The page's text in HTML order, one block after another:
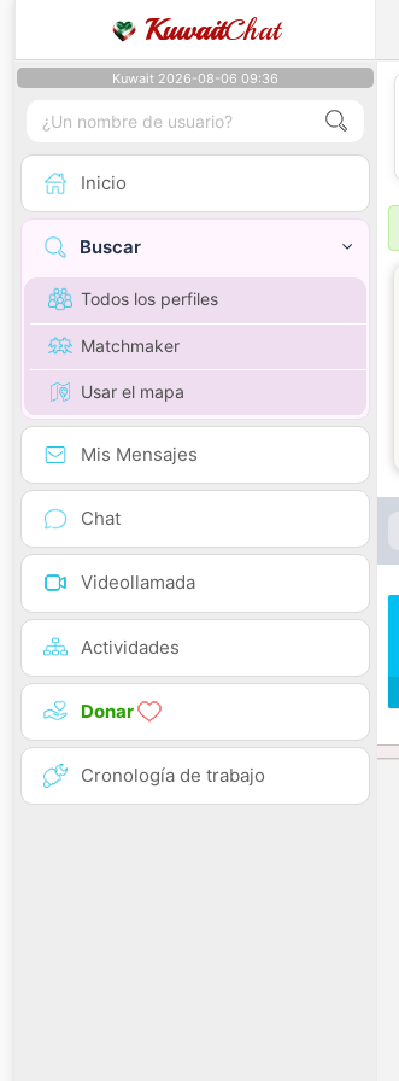
KuwaitChat
Kuwait 2026-08-06 09:36
Inicio
Buscar
Todos los perfiles
Matchmaker
Usar el mapa
Mis Mensajes
Chat
Videollamada
Actividades
Donar
Cronología de trabajo